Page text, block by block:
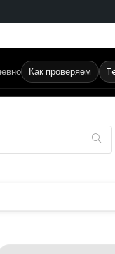
Как проверяем